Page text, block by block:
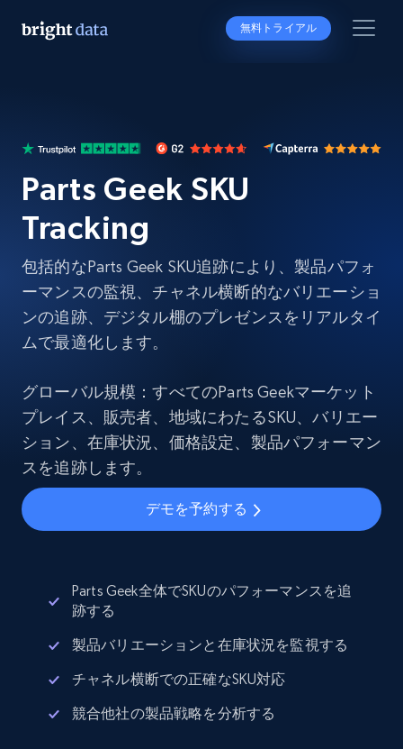
無料トライアル
Parts Geek SKU
Tracking
包括的なParts Geek SKU追跡により、製品パフォ
ーマンスの監視、チャネル横断的なバリエーショ
ンの追跡、デジタル棚のプレゼンスをリアルタイ
ムで最適化します。
グローバル規模：すべてのParts Geekマーケット
プレイス、販売者、地域にわたるSKU、バリエー
ション、在庫状況、価格設定、製品パフォーマン
スを追跡します。
デモを予約する
Parts Geek全体でSKUのパフォーマンスを追
跡する
製品バリエーションと在庫状況を監視する
チャネル横断での正確なSKU対応
競合他社の製品戦略を分析する